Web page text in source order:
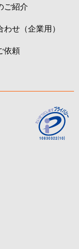
ご紹介
わせ（企業用）
依頼